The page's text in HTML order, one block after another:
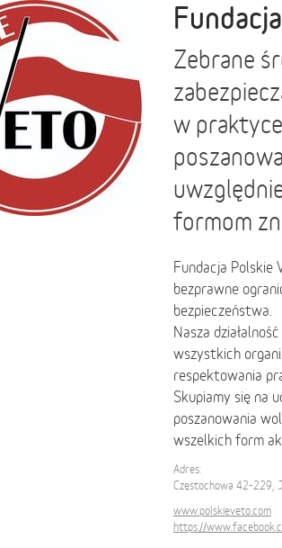
Zebrane
w
formom
Fundacja Polskie
bezprawne
bezpieczeństwa.
Nasza
wszystkich
respektowania
Skupiamy się na
poszanowania
wszelkich form
Adres:
Częstochowa 42-229,
www.polskieveto.com
https://